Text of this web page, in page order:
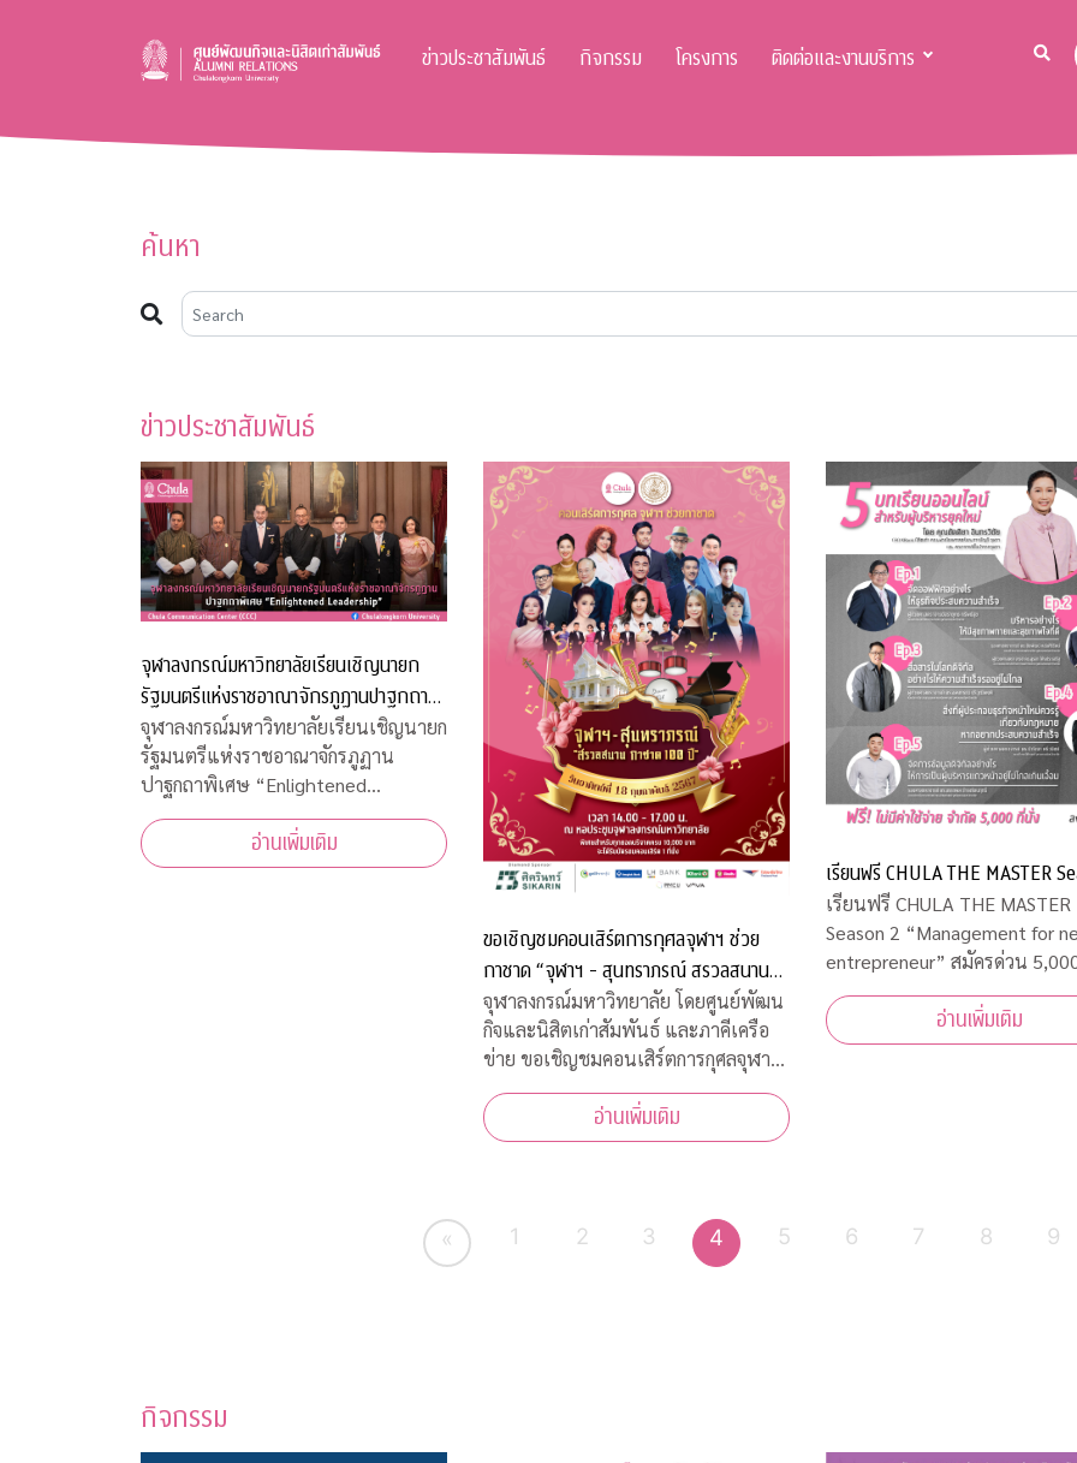
ข่าวประชาสัมพันธ์ กิจกรรม โครงการ ติดต่อและงานบริการ
ค้นหา
ข่าวประชาสัมพันธ์
จุฬาลงกรณ์มหาวิทยาลัยเรียนเชิญนายก
รัฐมนตรีแห่งราชอาณาจักรภูฏานปาฐกถา
พิเศษ “Enlightened Leadership”
จุฬาลงกรณ์มหาวิทยาลัยเรียนเชิญนายก
รัฐมนตรีแห่งราชอาณาจักรภูฏาน
ปาฐกถาพิเศษ “Enlightened
Leadership”
อ่านเพิ่มเติม
ขอเชิญชมคอนเสิร์ตการกุศลจุฬาฯ ช่วย
กาชาด “จุฬาฯ - สุนทราภรณ์ สรวลสนาน
กาชาด 100 ปี”
จุฬาลงกรณ์มหาวิทยาลัย โดยศูนย์พัฒน
กิจและนิสิตเก่าสัมพันธ์ และภาคีเครือ
ข่าย ขอเชิญชมคอนเสิร์ตการกุศลจุฬาฯ
ช่วยกาชาด “จุฬาฯ - สุนทราภรณ์ สรวล
สนาน กาชาด 100 ปี” เพลินเพลงดัง
ระดับตำนานของวงสุนทราภรณ์ที่เราคุ้น
อ่านเพิ่มเติม
เรียนฟรี CHULA THE MASTER
เรียนฟรี CHULA THE MASTER
Season 2 “Management for new
entrepreneur” สมัครด่วน 5,000 ที่นั่ง
เท่านั้น
อ่านเพิ่มเติม
« 1 2 3 4 5 6 7 8 9
กิจกรรม